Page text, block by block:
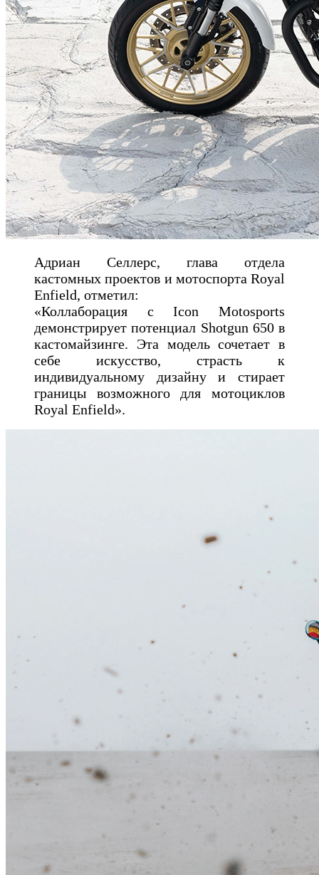
Адриан Селлерс, глава отдела
кастомных проектов и мотоспорта Royal
Enfield, отметил:
«Коллаборация с Icon Motosports
демонстрирует потенциал Shotgun 650 в
кастомайзинге. Эта модель сочетает в
себе искусство, страсть к
индивидуальному дизайну и стирает
границы возможного для мотоциклов
Royal Enfield».